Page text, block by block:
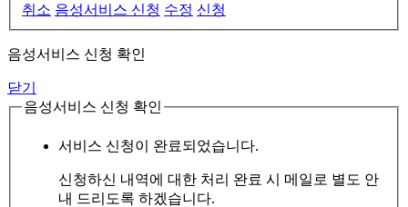
취소 음성서비스 신청 수정 신청
음성서비스 신청 확인
닫기
음성서비스 신청 확인
서비스 신청이 완료되었습니다.
신청하신 내역에 대한 처리 완료 시 메일로 별도 안
내 드리도록 하겠습니다.